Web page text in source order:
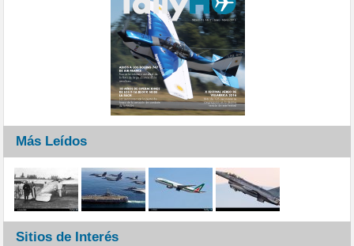
Más Leídos
Sitios de Interés